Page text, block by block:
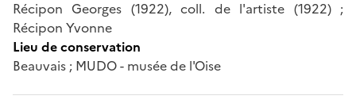
Récipon Georges (1922), coll. de l'artiste (1922) ;
Récipon Yvonne
Lieu de conservation
Beauvais ; MUDO - musée de l'Oise